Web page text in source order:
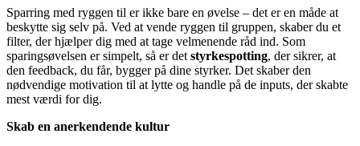
Sparring med ryggen til er ikke bare en øvelse – det er en måde at
beskytte sig selv på. Ved at vende ryggen til gruppen, skaber du et
filter, der hjælper dig med at tage velmenende råd ind. Som
sparingsøvelsen er simpelt, så er det styrkespotting, der sikrer, at
den feedback, du får, bygger på dine styrker. Det skaber den
nødvendige motivation til at lytte og handle på de inputs, der skabte
mest værdi for dig.
Skab en anerkendende kultur